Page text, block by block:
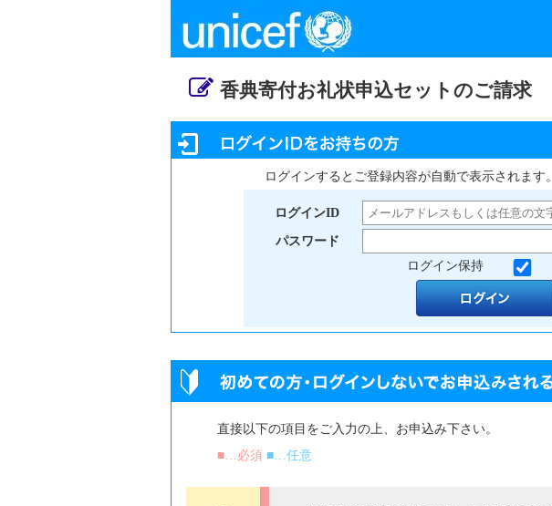
香典寄付お礼状申込セットのご請求
ログインするとご登録内容が自動で表示されます。
ログインID
パスワード
ログイン保持
直接以下の項目をご入力の上、お申込み下さい。
■…必須 ■…任意